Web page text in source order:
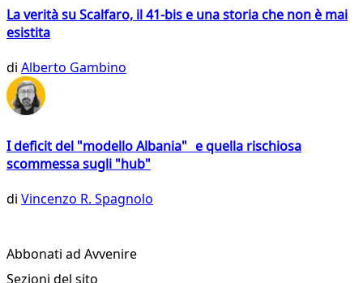
La verità su Scalfaro, il 41-bis e una storia che non è mai
esistita
di Alberto Gambino
I deficit del "modello Albania" e quella rischiosa
scommessa sugli "hub"
di Vincenzo R. Spagnolo
Abbonati ad Avvenire
Sezioni del sito